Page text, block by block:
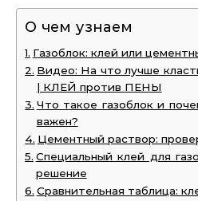
О чем узнаем
Газоблок: клей или
Видео: На что лучше
| КЛЕЙ против ПЕНЫ
Что такое газоблок и
важен?
Цементный раствор:
Специальный клей для
решение
Сравнительная таблица: